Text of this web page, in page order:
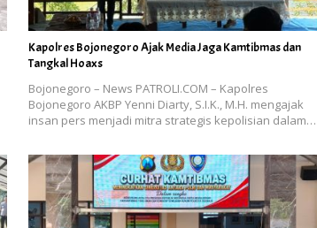
Kapolres Bojonegoro Ajak Media Jaga Kamtibmas dan
Tangkal Hoaxs
Bojonegoro – News PATROLI.COM – Kapolres
Bojonegoro AKBP Yenni Diarty, S.I.K., M.H. mengajak
insan pers menjadi mitra strategis kepolisian dalam…